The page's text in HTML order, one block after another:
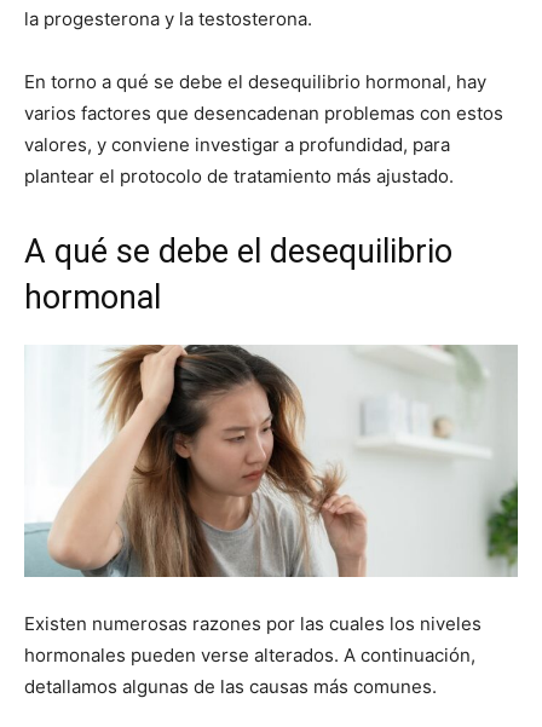
la progesterona y la testosterona.
En torno a qué se debe el desequilibrio hormonal, hay
varios factores que desencadenan problemas con estos
valores, y conviene investigar a profundidad, para
plantear el protocolo de tratamiento más ajustado.
A qué se debe el desequilibrio
hormonal
Existen numerosas razones por las cuales los niveles
hormonales pueden verse alterados. A continuación,
detallamos algunas de las causas más comunes.